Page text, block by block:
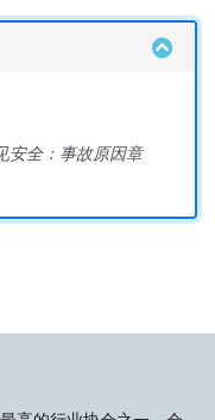
安全：事故原因章